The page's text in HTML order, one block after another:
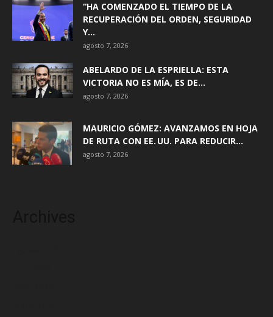
“HA COMENZADO EL TIEMPO DE LA
RECUPERACIÓN DEL ORDEN, SEGURIDAD
Y...
agosto 7, 2026
ABELARDO DE LA ESPRIELLA: ESTA
VICTORIA NO ES MÍA, ES DE...
agosto 7, 2026
MAURICIO GÓMEZ: AVANZAMOS EN HOJA
DE RUTA CON EE. UU. PARA REDUCIR...
agosto 7, 2026